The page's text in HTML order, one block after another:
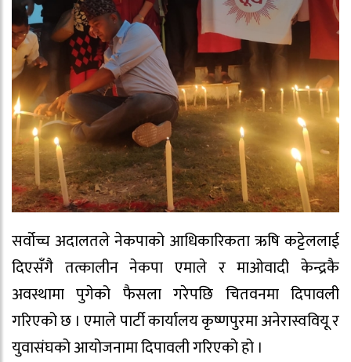
सर्वोच्च अदालतले नेकपाको आधिकारिकता ऋषि कट्टेललाई
दिएसँगै तत्कालीन नेकपा एमाले र माओवादी केन्द्रकै
अवस्थामा पुगेको फैसला गरेपछि चितवनमा दिपावली
गरिएको छ । एमाले पार्टी कार्यालय कृष्णपुरमा अनेरास्ववियू र
युवासंघको आयोजनामा दिपावली गरिएको हो ।